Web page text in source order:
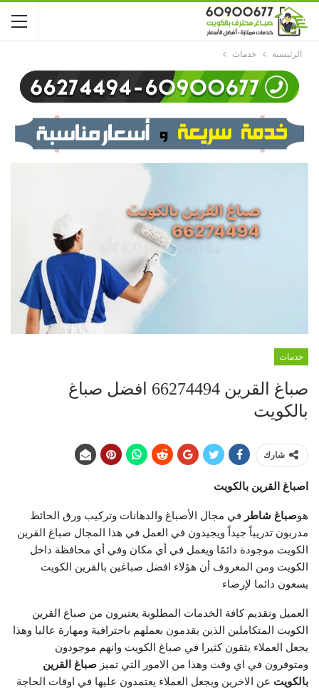
الرئيسية خدمات
خدمات
صباغ القرين 66274494 افضل صباغ
بالكويت
شارك
اصباغ القرين بالكويت
هوصباغ شاطر في مجال الأصباغ والدهانات وتركيب ورق الحائط
مدربون تدريباً جيداً ويجيدون في العمل في هذا المجال صباغ القرين
الكويت موجودة دائمًا ويعمل في أي مكان وفي أي محافظة داخل
الكويت ومن المعروف أن هؤلاء افضل صباغين بالقرين الكويت
يسعون دائما لإرضاء
العميل وتقديم كافة الخدمات المطلوبة يعتبرون من صباغ القرين
الكويت المتكاملين الذين يقدمون بعملهم باحترافية ومهارة عاليا وهذا
يجعل العملاء يثقون كثيرا في صباغ الكويت وانهم موجودون
ومتوفرون في اي وقت وهذا من الامور التي تميز صباغ القرين
بالكويت عن الاخرين ويجعل العملاء يعتمدون عليها في اوقات الحاجة